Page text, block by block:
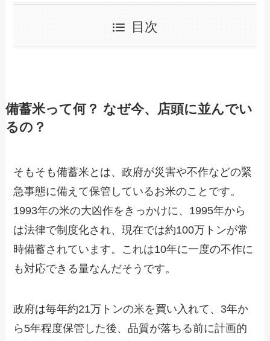
目次
備蓄米って何？ なぜ今、店頭に並んでい
るの？
そもそも備蓄米とは、政府が災害や不作などの緊
急事態に備えて保管しているお米のことです。
1993年の米の大凶作をきっかけに、1995年から
は法律で制度化され、現在では約100万トンが常
時備蓄されています。これは10年に一度の不作に
も対応できる量なんだそうです。
政府は毎年約21万トンの米を買い入れて、3年か
ら5年程度保管した後、品質が落ちる前に計画的